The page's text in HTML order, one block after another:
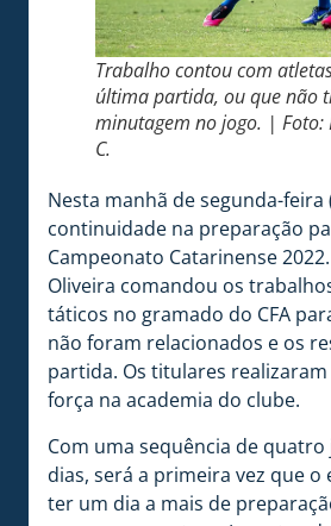
Trabalho contou com
última partida, ou que não
minutagem no jogo. | Foto:
C.
Nesta manhã de segunda-feira
continuidade na preparação
Campeonato Catarinense
Oliveira comandou os
táticos no gramado do CFA
não foram relacionados e os
partida. Os titulares
força na academia do clube.
Com uma sequência de
dias, será a primeira vez que o
ter um dia a mais de